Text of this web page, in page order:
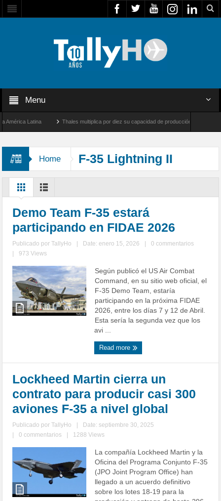
Menu
Latina Thales multiplica por diez su capacidad de producción de radares en
Home F-35 Lightning II
Demo Team F-35 estará
participando en FIDAE 2026
Publicado porTallyHo Date: enero 15, 2026
0 commentarios
973 Views
Según publicó el US Air Combat
Command, en su sitio web oficial, el
F-35 Demo Team, estaría
participando en la próxima FIDAE
2026, entre los días 7 y 12 de Abril.
Esta sería la segunda vez que los
avi ...
Read more
Lockheed Martin cierra un
contrato para producir casi 300
aviones F-35 a nivel global
Publicado porTallyHo
Date: septiembre 30, 2025
0 commentarios 1288 Views
La compañía Lockheed Martin y la
Oficina del Programa Conjunto F-35
(JPO Joint Program Office) han
llegado a un acuerdo definitivo
sobre los lotes 18-19 para la